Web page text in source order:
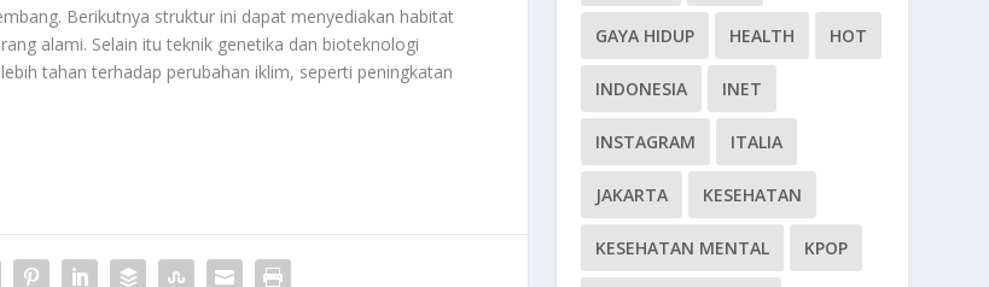
Berikutnya struktur ini dapat menyediakan habitat
alami. Selain itu teknik genetika dan bioteknologi
tahan terhadap perubahan iklim, seperti peningkatan
GAYA HIDUP HEALTH HOT
INDONESIA INET
INSTAGRAM ITALIA
JAKARTA KESEHATAN
KESEHATAN MENTAL KPOP